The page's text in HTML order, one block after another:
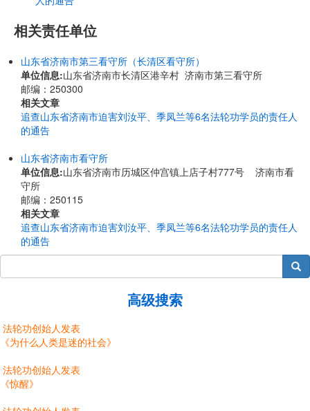
相关责任单位
山东省济南市第三看守所（长清区看守所）
单位信息:山东省济南市长清区港辛村 济南市第三看守所
邮编：250300
相关文章
追查山东省济南市迫害刘汝平、季凤兰等6名法轮功学员的责任人
的通告
山东省济南市看守所
单位信息:山东省济南市历城区仲宫镇上店子村777号 济南市看
守所
邮编：250115
相关文章
追查山东省济南市迫害刘汝平、季凤兰等6名法轮功学员的责任人
的通告
搜索
高级搜索
法轮功创始人发表
《为什么人类是迷的社会》
法轮功创始人发表
《惊醒》